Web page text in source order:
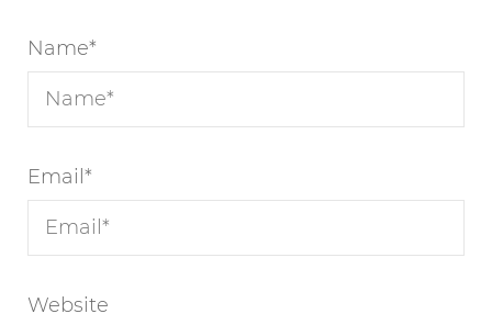
Name*
Email*
Website